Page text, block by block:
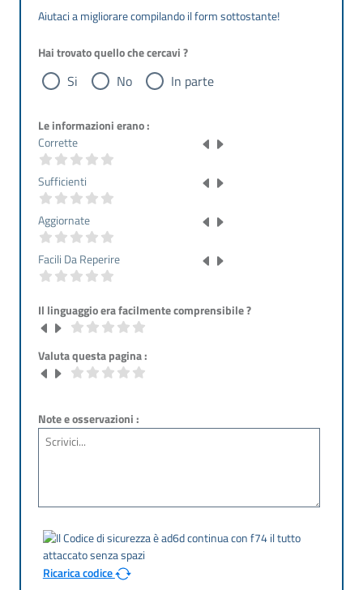
Aiutaci a migliorare compilando il form sottostante!
Hai trovato quello che cercavi ?
Si No In parte
Le informazioni erano :
Corrette
Sufficienti
Aggiornate
Facili Da Reperire
Il linguaggio era facilmente comprensibile ?
Valuta questa pagina :
Note e osservazioni :
Ricarica codice